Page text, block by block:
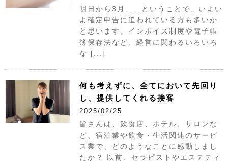
明日から3月……ということで、いよい
よ確定申告に追われている方も多いか
と思います。インボイス制度や電子帳
簿保存法など、経営に関わるいろいろ
な [...]
何も考えずに、全てにおいて先回り
し、提供してくれる接客
2025/02/25
皆さんは、飲食店、ホテル、サロンな
ど、宿泊業や飲食・生活関連のサービ
ス業で、どのようなことに感動しまし
たか？ 以前、セラピストやエステティ